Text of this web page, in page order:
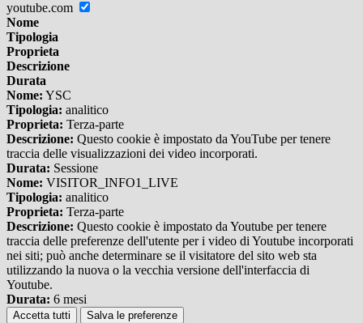
youtube.com
Nome
Tipologia
Proprieta
Descrizione
Durata
Nome: YSC
Tipologia: analitico
Proprieta: Terza-parte
Descrizione: Questo cookie è impostato da YouTube per tenere
traccia delle visualizzazioni dei video incorporati.
Durata: Sessione
Nome: VISITOR_INFO1_LIVE
Tipologia: analitico
Proprieta: Terza-parte
Descrizione: Questo cookie è impostato da Youtube per tenere
traccia delle preferenze dell'utente per i video di Youtube incorporati
nei siti; può anche determinare se il visitatore del sito web sta
utilizzando la nuova o la vecchia versione dell'interfaccia di
Youtube.
Durata: 6 mesi
Accetta tutti Salva le preferenze